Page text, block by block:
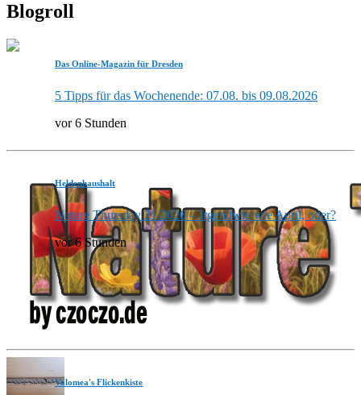
Blogroll
Das Online-Magazin für Dresden
5 Tipps für das Wochenende: 07.08. bis 09.08.2026
vor 6 Stunden
Heldenhaushalt
Nature Thursday 21/2026 – Irgendwie wie April, oder?
vor 6 Stunden
Valomea's Flickenkiste